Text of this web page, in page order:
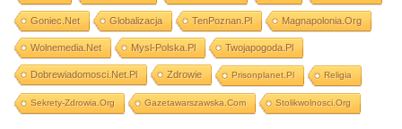
Goniec.net Globalizacja TenPoznan.pl Magnapolonia.org
Wolnemedia.net Mysl-Polska.pl Twojapogoda.pl
Dobrewiadomosci.net.pl Zdrowie Prisonplanet.pl Religia
Sekrety-Zdrowia.org Gazetawarszawska.com Stolikwolnosci.org